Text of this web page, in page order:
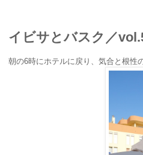
イビサとバスク／
朝の6時にホテルに戻り、気合と根性